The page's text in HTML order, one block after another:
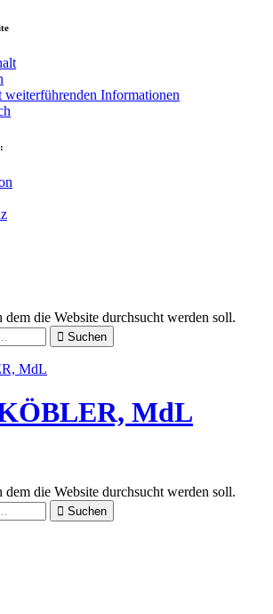
weiterführenden Informationen
die Website durchsucht werden soll.
Suchen
MdL
die Website durchsucht werden soll.
Suchen